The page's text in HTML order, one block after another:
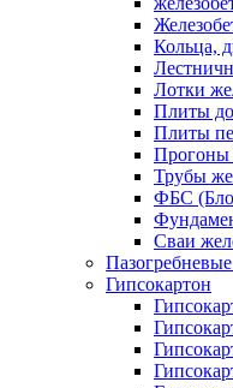
Кольца,
Лотки
Плиты
Плиты
Прогоны
Трубы
ФБС
Сваи
Гипсокартон